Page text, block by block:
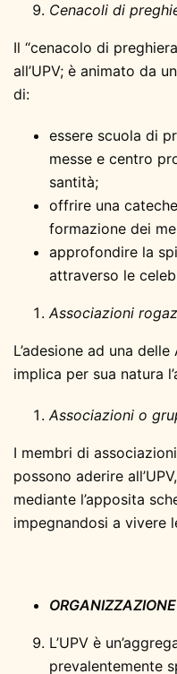
Cenacoli di
Il “cenacolo di
all’UPV; è animato da
di:
essere scuola di
messe e centro
santità;
offrire una
formazione dei
approfondire la
attraverso le
Associazioni
L’adesione ad una
implica per sua natura
Associazioni o
I membri di
possono aderire
mediante l’apposita
impegnandosi a vivere
ORGANIZZAZIONE
L’UPV è
prevalentemente